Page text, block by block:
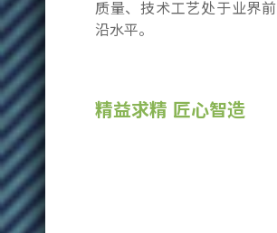
质量、技术工艺处于业界前
沿水平。
精益求精 匠心智造